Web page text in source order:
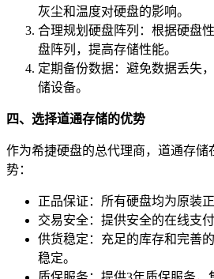
灰尘和温度对硬盘的影响。
合理规划硬盘阵列：根据硬盘
盘阵列，提高存储性能。
定期备份数据：避免数据丢失
储设备。
四、选择道通存储的优势
作为希捷硬盘的总代理商，道通存储
势：
正品保证：所有硬盘均为原装
交易安全：提供安全的在线支
供货稳定：充足的库存和完善的
稳定。